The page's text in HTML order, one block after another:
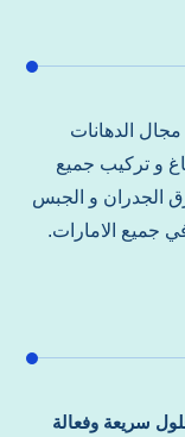
الدهانات
و تركيب جميع
الجدران و الجبس
جميع الامارات.
سريعة وفعالة